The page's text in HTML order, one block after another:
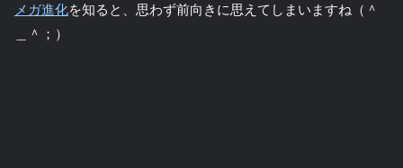
メガ進化を知ると、思わず前向きに思えてしまいますね（＾
＿＾；）